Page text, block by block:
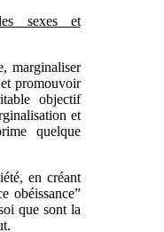
sexes et
marginaliser
promouvoir
objectif
et
quelque
en créant
obéissance”
que sont la